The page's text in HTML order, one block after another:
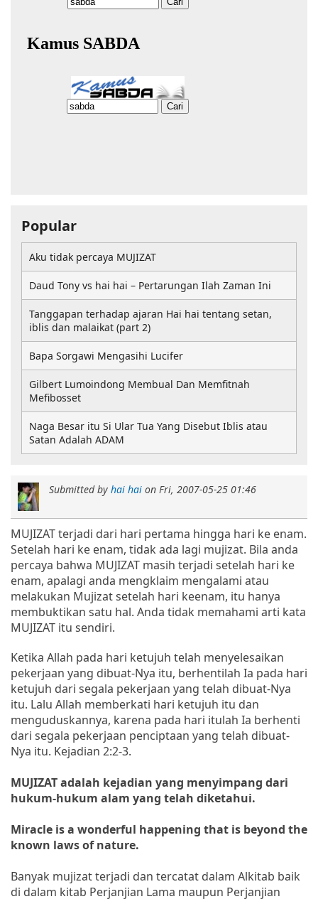
Submitted by hai hai on Fri, 2007-05-25 01:46
MUJIZAT terjadi dari hari pertama hingga hari ke enam.
Setelah hari ke enam, tidak ada lagi mujizat. Bila anda
percaya bahwa MUJIZAT masih terjadi setelah hari ke
enam, apalagi anda mengklaim mengalami atau
melakukan Mujizat setelah hari keenam, itu hanya
membuktikan satu hal. Anda tidak memahami arti kata
MUJIZAT itu sendiri.
Ketika Allah pada hari ketujuh telah menyelesaikan
pekerjaan yang dibuat-Nya itu, berhentilah Ia pada hari
ketujuh dari segala pekerjaan yang telah dibuat-Nya
itu. Lalu Allah memberkati hari ketujuh itu dan
menguduskannya, karena pada hari itulah Ia berhenti
dari segala pekerjaan penciptaan yang telah dibuat-
Nya itu. Kejadian 2:2-3.
MUJIZAT adalah kejadian yang menyimpang dari
hukum-hukum alam yang telah diketahui.
Miracle is a wonderful happening that is beyond the
known laws of nature.
Banyak mujizat terjadi dan tercatat dalam Alkitab baik
di dalam kitab Perjanjian Lama maupun Perjanjian
Popular
Aku tidak percaya MUJIZAT
Daud Tony vs hai hai – Pertarungan Ilah Zaman Ini
Tanggapan terhadap ajaran Hai hai tentang setan,
iblis dan malaikat (part 2)
Bapa Sorgawi Mengasihi Lucifer
Gilbert Lumoindong Membual Dan Memfitnah
Mefibosset
Naga Besar itu Si Ular Tua Yang Disebut Iblis atau
Satan Adalah ADAM